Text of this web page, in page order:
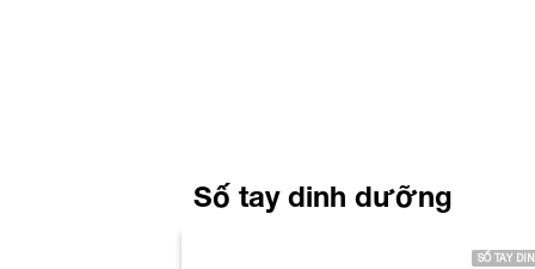
Số tay dinh dưỡng
SỐ TAY